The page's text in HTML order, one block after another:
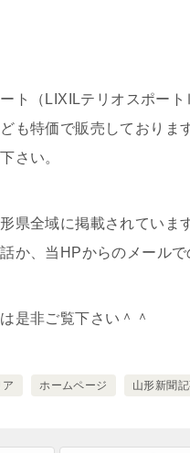
ト（LIXILテリオスポー
も特価で販売しており
さい。
県全域に掲載されていま
か、当HPからのメール
是非ご覧下さい＾＾
ホームページ 山形新聞